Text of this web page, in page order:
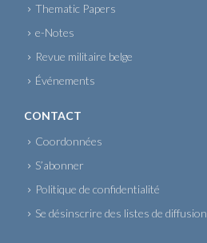
Thematic Papers
e-Notes
Revue militaire belge
Événements
CONTACT
Coordonnées
S’abonner
Politique de confidentialité
Se désinscrire des listes de diffusion